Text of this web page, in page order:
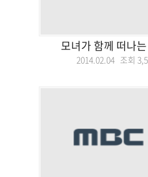
모녀가 함께 떠나
2014.02.04 조회